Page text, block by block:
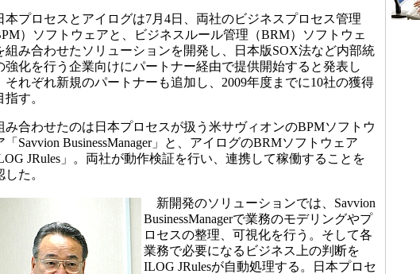
プロセスとアイログは7月4日、両社のビジネスプロセス管理
）ソフトウェアと、ビジネスルール管理（BRM）ソフトウェ
組み合わせたソリューションを開発し、日本版SOX法など内部統
強化を行う企業向けにパートナー経由で提供開始すると発表し
それぞれ新規のパートナーも追加し、2009年度までに10社の獲得
指す。
合わせたのは日本プロセスが扱う米サヴィオンのBPMソフトウ
「Savvion BusinessManager」と、アイログのBRMソフトウェア
JRules」。両社が動作検証を行い、連携して稼働することを
した。
新開発のソリューションでは、Savvion
BusinessManagerで業務のモデリングやプ
ロセスの整理、可視化を行う。そして各
業務で必要になるビジネス上の判断を
ILOG JRulesが自動処理する。日本プロセ